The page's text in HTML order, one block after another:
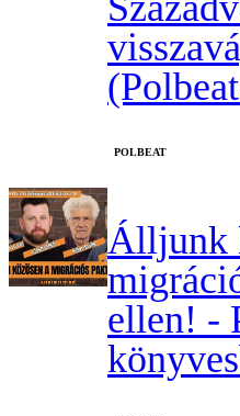
‎POLBEAT
Álljunk
ellen! -